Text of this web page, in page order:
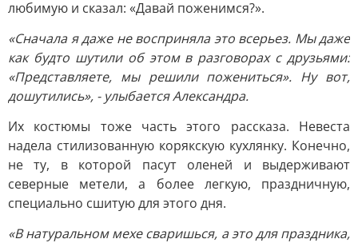
любимую и сказал: «Давай поженимся?».
«Сначала я даже не восприняла это всерьез. Мы даже
как будто шутили об этом в разговорах с друзьями:
«Представляете, мы решили пожениться». Ну вот,
дошутились», - улыбается Александра.
Их костюмы тоже часть этого рассказа. Невеста
надела стилизованную корякскую кухлянку. Конечно,
не ту, в которой пасут оленей и выдерживают
северные метели, а более легкую, праздничную,
специально сшитую для этого дня.
«В натуральном мехе сваришься, а это для праздника,